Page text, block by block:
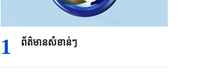
1 ព័ត៌មានសំខាន់ៗ